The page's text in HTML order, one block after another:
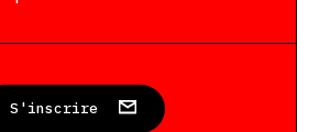
S'inscrire